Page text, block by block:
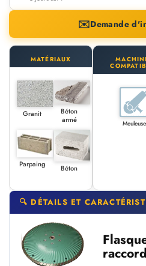
✉️Demande
MATÉRIAUX
Granit
Béton
armé
Parpaing Béton
Meuleuse
🔍 DÉTAILS ET